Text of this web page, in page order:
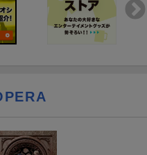
応募権利となります。